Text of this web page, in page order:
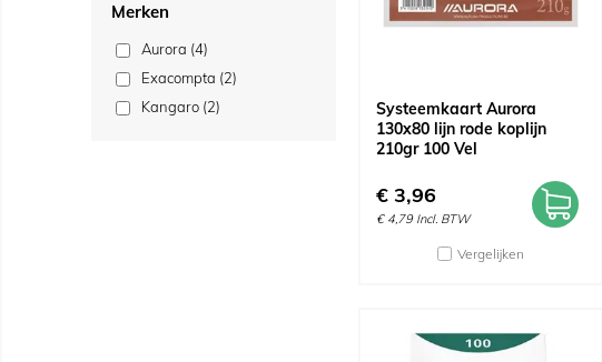
Merken
Aurora (4)
Exacompta (2)
Kangaro (2)
Systeemkaart Aurora
130x80 lijn rode koplijn
210gr 100 Vel
€ 3,96
€ 4,79 Incl. BTW
Vergelijken